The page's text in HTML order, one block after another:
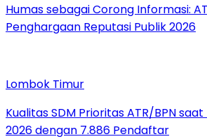
Humas sebagai Corong Informasi:
Penghargaan Reputasi Publik 2026
Lombok Timur
Kualitas SDM Prioritas ATR/BPN saat
2026 dengan 7.886 Pendaftar